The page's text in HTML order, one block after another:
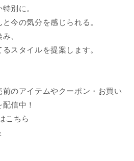
別に。
今の気分を感じられる。
、
スタイルを提案します。
のアイテムやクーポン・お買い
信中！
こちら